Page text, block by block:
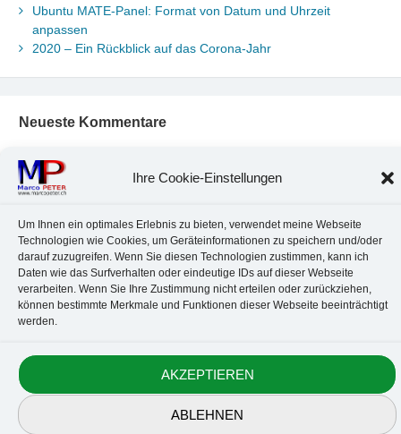
Ihre Cookie-Einstellungen
Um Ihnen ein optimales Erlebnis zu bieten, verwendet meine Webseite
Technologien wie Cookies, um Geräteinformationen zu speichern und/oder
darauf zuzugreifen. Wenn Sie diesen Technologien zustimmen, kann ich
Daten wie das Surfverhalten oder eindeutige IDs auf dieser Webseite
verarbeiten. Wenn Sie Ihre Zustimmung nicht erteilen oder zurückziehen,
können bestimmte Merkmale und Funktionen dieser Webseite beeinträchtigt
werden.
AKZEPTIEREN
ABLEHNEN
Ubuntu MATE-Panel: Format von Datum und Uhrzeit
anpassen
2020 – Ein Rückblick auf das Corona-Jahr
Neueste Kommentare
Marco Peter
Ubuntu MATE-Panel: Format von Datum und
Uhrzeit anpassen
Uhrzeit anpassen
Brummel HerbolzheimzuMusik-Portrait Nr. 1: Les Assoiffés
aus Mittelbergheim
Marco PeterzuVereinfachte Installation von Brother-Geräten
unter Linux
Anbieterkennzeichnung
© 2010-2026 Marco PETER. All rights reserved.